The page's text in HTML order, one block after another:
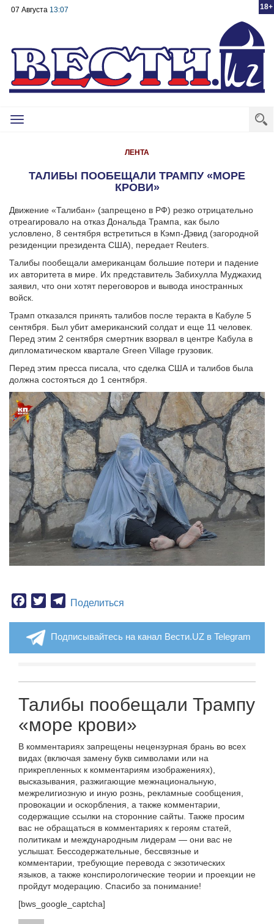
18+
07 Августа 13:07
Toggle
ЛЕНТА
ТАЛИБЫ ПООБЕЩАЛИ ТРАМПУ «МОРЕ
КРОВИ»
Движение «Талибан» (запрещено в РФ) резко отрицательно
отреагировало на отказ Дональда Трампа, как было
условлено, 8 сентября встретиться в Кэмп-Дэвид (загородной
резиденции президента США), передает Reuters.
Талибы пообещали американцам большие потери и падение
их авторитета в мире. Их представитель Забихулла Муджахид
заявил, что они хотят переговоров и вывода иностранных
войск.
Трамп отказался принять талибов после теракта в Кабуле 5
сентября. Был убит американский солдат и еще 11 человек.
Перед этим 2 сентября смертник взорвал в центре Кабула в
дипломатическом квартале Green Village грузовик.
Перед этим пресса писала, что сделка США и талибов была
должна состояться до 1 сентября.
Facebook
TwitterTelegram
Поделиться
Подписывайтесь на канал Вести.UZ в Telegram
Талибы пообещали Трампу
«море крови»
В комментариях запрещены нецензурная брань во всех
видах (включая замену букв символами или на
прикрепленных к комментариям изображениях),
высказывания, разжигающие межнациональную,
межрелигиозную и иную рознь, рекламные сообщения,
провокации и оскорбления, а также комментарии,
содержащие ссылки на сторонние сайты. Также просим
вас не обращаться в комментариях к героям статей,
политикам и международным лидерам — они вас не
услышат. Бессодержательные, бессвязные и
комментарии, требующие перевода с экзотических
языков, а также конспирологические теории и проекции не
пройдут модерацию. Спасибо за понимание!
[bws_google_captcha]